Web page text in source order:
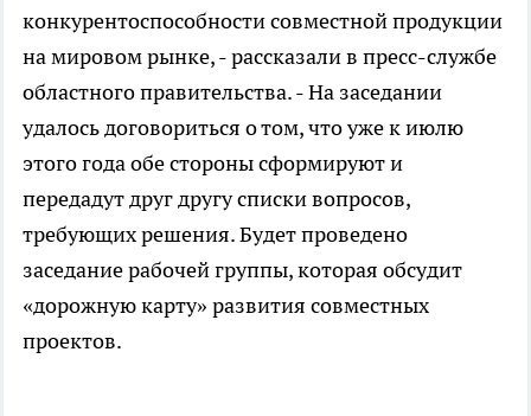
конкурентоспособности совместной продукции
на мировом рынке, - рассказали в пресс-службе
областного правительства. - На заседании
удалось договориться о том, что уже к июлю
этого года обе стороны сформируют и
передадут друг другу списки вопросов,
требующих решения. Будет проведено
заседание рабочей группы, которая обсудит
«дорожную карту» развития совместных
проектов.